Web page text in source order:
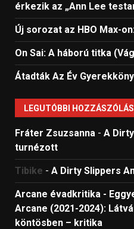
érkezik az „Ann Lee
Új sorozat az HBO Max-
On Sai: A ​háború titka
Átadták Az Év
LEGUTÓBBI
Fráter Zsuzsanna - A
turnézott
Tibike - A Dirty Slippers
Arcane évadkritika -
Arcane (2021-2024):
köntösben – kritika